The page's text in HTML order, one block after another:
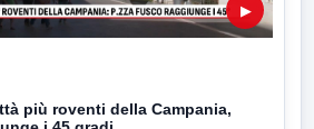
▶
più roventi della Campania,